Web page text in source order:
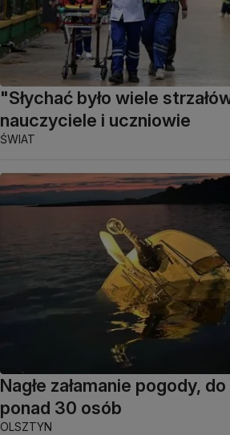
"Słychać było wiele
nauczyciele i uczniowie
ŚWIAT
Nagłe załamanie pogody,
ponad 30 osób
OLSZTYN